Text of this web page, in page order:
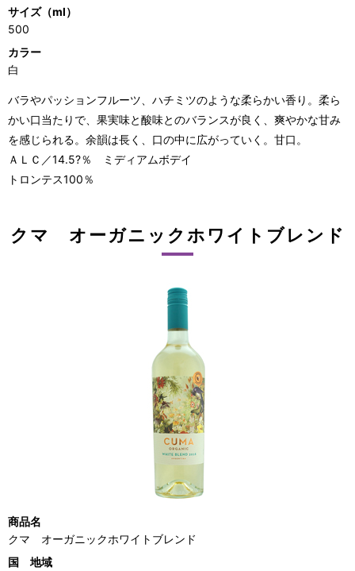
サイズ（ml）
500
カラー
白
バラやパッションフルーツ、ハチミツのような柔らかい香り。柔ら
かい口当たりで、果実味と酸味とのバランスが良く、爽やかな甘み
を感じられる。余韻は長く、口の中に広がっていく。甘口。
ＡＬＣ／14.5?％ ミディアムボデイ
トロンテス100％
クマ オーガニックホワイトブレンド
商品名
クマ オーガニックホワイトブレンド
国 地域